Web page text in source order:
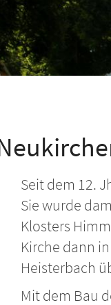
Seit dem 12.
Sie wurde
Klosters
Kirche dann
Heisterbach
Mit dem Bau